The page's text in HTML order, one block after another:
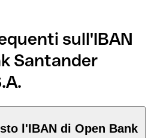
sull'IBAN
Santander
l'IBAN di Open Bank